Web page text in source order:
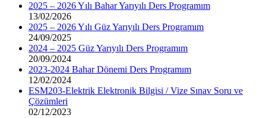
2025 – 2026 Yılı Bahar Yarıyılı Ders Programım
13/02/2026
2025 – 2026 Yılı Güz Yarıyılı Ders Programım
24/09/2025
2024 – 2025 Güz Yarıyılı Ders Programım
20/09/2024
2023-2024 Bahar Dönemi Ders Programım
12/02/2024
ESM203-Elektrik Elektronik Bilgisi / Vize Sınav Soru ve
Çözümleri
02/12/2023